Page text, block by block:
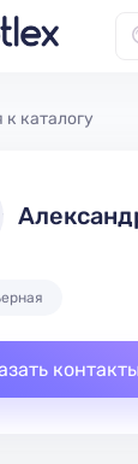
к каталогу
контакты